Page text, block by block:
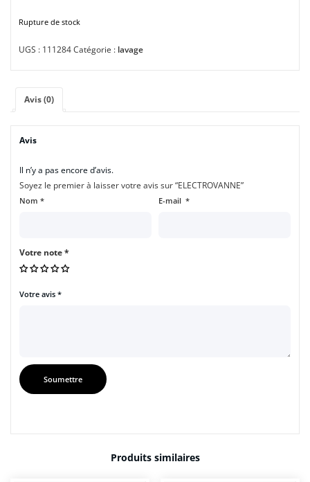
Rupture de stock
UGS : 111284Catégorie : lavage
Avis (0)
Avis
Il n’y a pas encore d’avis.
Soyez le premier à laisser votre avis sur “ELECTROVANNE”
Nom * E-mail *
Votre note*
Votre avis *
Produits similaires